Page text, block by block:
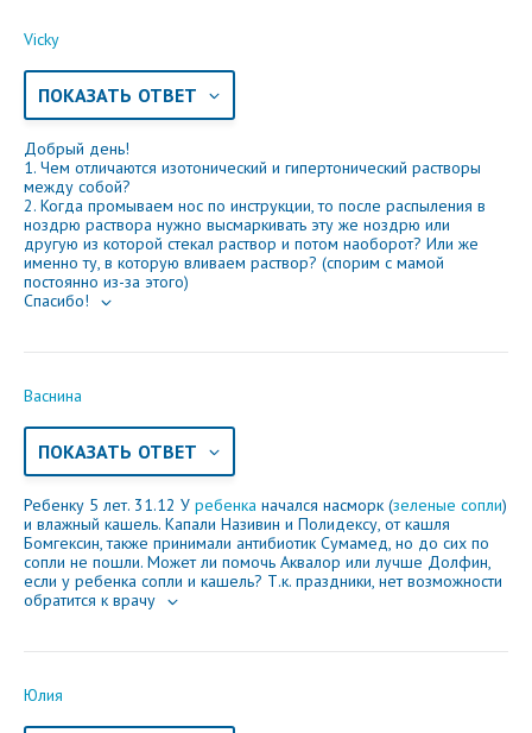
Vicky
ПОКАЗАТЬ ОТВЕТ
Добрый день!
1. Чем отличаются изотонический и гипертонический растворы
между собой?
2. Когда промываем нос по инструкции, то после распыления в
ноздрю раствора нужно высмаркивать эту же ноздрю или
другую из которой стекал раствор и потом наоборот? Или же
именно ту, в которую вливаем раствор? (спорим с мамой
постоянно из-за этого)
Спасибо!
Васнина
ПОКАЗАТЬ ОТВЕТ
Ребенку 5 лет. 31.12 У ребенка начался насморк (зеленые сопли)
и влажный кашель. Капали Називин и Полидексу, от кашля
Бомгексин, также принимали антибиотик Сумамед, но до сих по
сопли не пошли. Может ли помочь Аквалор или лучше Долфин,
если у ребенка сопли и кашель? Т.к. праздники, нет возможности
обратится к врачу
Юлия